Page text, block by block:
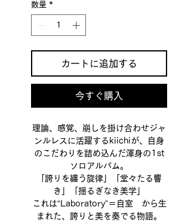
数量 *
カートに追加する
今すぐ購入
理論、感覚、崩しを掛け合わせジャ
ンルレスに活躍するkiichiが、自身
のこだわりを詰め込んだ渾身の1st
ソロアルバム。
「誇りを纏う旋律」「堂々たる響
き」「揺るぎなき美学」
これは“Laboratory”＝自室 から生
まれた、誇りと美を奏でる物語。